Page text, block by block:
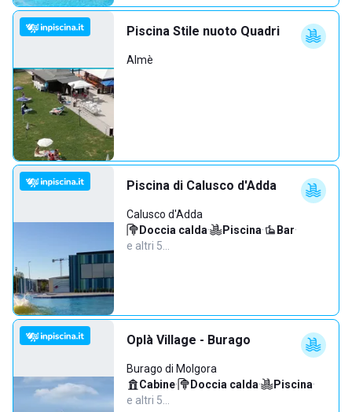
Piscina Stile nuoto Quadri
Almè
Piscina di Calusco d'Adda
Calusco d'Adda
Doccia calda· Piscina· Bar·
e altri 5…
Oplà Village - Burago
Burago di Molgora
Cabine· Doccia calda· Piscina·
e altri 5…